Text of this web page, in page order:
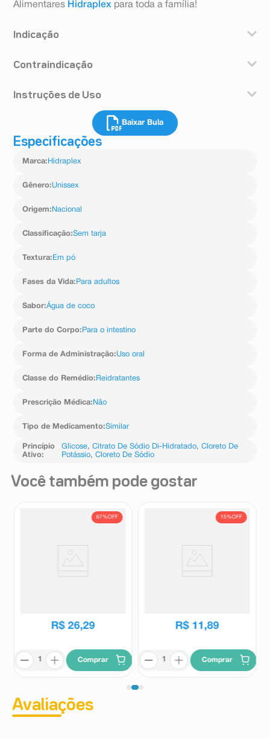
Alimentares Hidraplex para toda a família!
Indicação
perdas acumuladas de água e eletrólitos (reidratação),
Contraindicação
obstrução ou perfuração intestinal e nos vômitos
alimentos e nem com outros fármacos. Não se observa
reação adversa com a
posologia recomendada.
Instruções de Uso
Deve-se seguir atenção no preparo, usando a
quantidade de água recomendada e, previamente
fervida. Após o
preparo da solução o que não for consumido em 24
horas deve ser desprezado.
Baixar Bula
Especificações
Marca: Hidraplex
Gênero:Unissex
Origem: Nacional
Classificação:Sem tarja
Textura: Em pó
Fases da Vida: Para adultos
Sabor:Água de coco
Parte do Corpo: Para o intestino
Forma de Administração:Uso oral
Classe do Remédio: Reidratantes
Prescrição Médica: Não
Tipo de Medicamento:Similar
Princípio
Ativo:
Glicose, Citrato De Sódio Di-Hidratado, Cloreto De
Potássio, Cloreto De Sódio
Você também pode gostar
67%OFF
R$ 26,29
Comprar
15%OFF
R$ 11 ,89
Comprar
Avaliações